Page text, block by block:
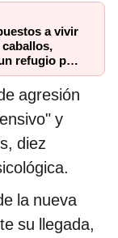
a vivir
refugio por
agresión
y
diez
la nueva
su llegada,